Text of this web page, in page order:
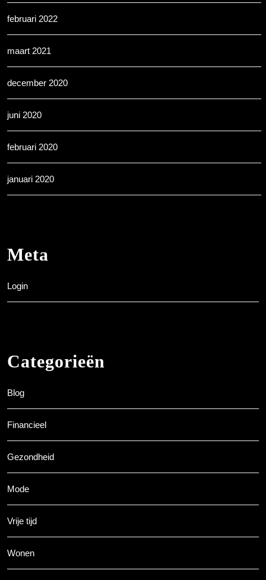
februari 2022
maart 2021
december 2020
juni 2020
februari 2020
januari 2020
Meta
Login
Categorieën
Blog
Financieel
Gezondheid
Mode
Vrije tijd
Wonen